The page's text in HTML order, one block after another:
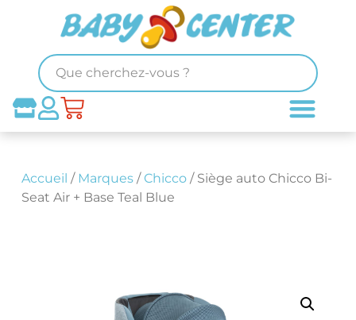
Accueil / Marques/Chicco/ Siège auto Chicco Bi-
Seat Air + Base Teal Blue